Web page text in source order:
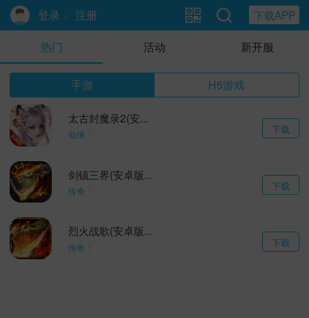
登录 | 注册 下载APP
热门 活动 新开服
手游 H5游戏
下载
太古封魔录2(安...
仙侠
下载
剑镇三界(安卓版...
传奇
下载
烈火战歌(安卓版...
传奇